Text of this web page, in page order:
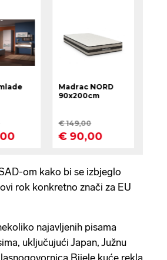
om kako bi se izbjeglo
rok konkretno znači za EU
najavljenih pisama
uključujući Japan, Južnu